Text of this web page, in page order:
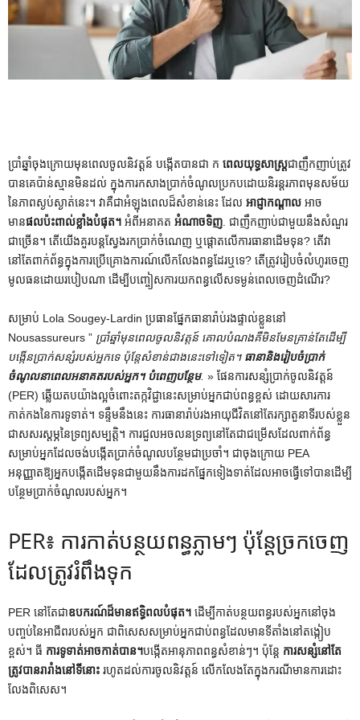
ប្រាំឆ្នាំចុងក្រោយមុនពេលចូលនិវត្តន៍ បង្កើតបានជា ក ពេលយុទ្ធសាស្ត្រជាញឹកញាប់ត្រូវ
បានគេប៉ាន់ស្មានមិនដល់ ក្នុងការកសាងប្រាក់ចំណូលប្រកបដោយនិរន្តរភាពមុនសម័យ
នៃភាពស្ងប់ស្ងាត់នេះ។ វាគឺជាអំឡុងពេលដ៏សំខាន់នេះ ដែល អាជ្ញាកណ្តាល អាច
មានផលប៉ះពាល់ខ្លាំងបំផុត។ អំពីអនាគត អំណាចទិញ . ជាញឹកញាប់ជាមួយនឹងសំណួរ
ជាច្រើន។ តើយើងគួរបន្តស្វែងរកប្រាក់ចំណេញ ឬផ្តោតលើការធានាដើមទុន? តើវា
នៅតែពាក់ព័ន្ធក្នុងការប្រើគ្រោងការណ៍លើកលែងពន្ធដែរឬទេ? តើ​ត្រូវ​រៀបចំ​លំហូរ​ចេញ​
មូលធន​ដោយ​របៀប​ណា ដើម្បី​បញ្ចៀស​ការ​យក​ពន្ធ​លើស​ទម្ងន់​ពេល​ចេញ​ដំណើរ?
សម្រាប់ Lola Sougey-Lardin ប្រធានផ្នែកធានារ៉ាប់រងផ្ទាល់ខ្លួននៅ
Nousassureurs ” ប្រាំឆ្នាំមុនពេលចូលនិវត្តន៍ គោលបំណងគឺមិនមែនគ្រាន់តែដើម្បី
បង្កើនប្រាក់សន្សំរបស់អ្នកទេ ប៉ុន្តែសំខាន់ជាងនេះទៅទៀត។ ធានានិងរៀបចំប្រាក់
ចំណូលនាពេលអនាគតរបស់អ្នក។ បំពេញបន្ថែម. » ផែនការសន្សំប្រាក់ចូលនិវត្តន៍
(PER) ឆ្លើយតបយ៉ាងល្អចំពោះតក្កវិជ្ជានេះសម្រាប់អ្នកជាប់ពន្ធខ្ពស់ ដោយសារការ
កាត់កងនៃការទូទាត់។ ទន្ទឹមនឹងនេះ ការធានារ៉ាប់រងអាយុជីវិតនៅតែរក្សាតួនាទីរបស់ខ្លួន
ជាសសរស្តម្ភនៃទ្រព្យសម្បត្តិ។ ការជួលអចលនទ្រព្យនៅតែជាជម្រើសដែលពាក់ព័ន្ធ
សម្រាប់អ្នកដែលចង់បង្កើតប្រាក់ចំណូលបន្ថែមជាប្រចាំ។ ជាចុងក្រោយ PEA
អនុញ្ញាតឱ្យអ្នកបង្កើតដើមទុនជាមួយនឹងការដកផ្នែកទៀងទាត់ដែលអាចធ្វើទៅបានដើម្បី
បន្ថែមប្រាក់ចំណូលរបស់អ្នក។
PER៖ ការកាត់បន្ថយពន្ធភ្លាមៗ ប៉ុន្តែច្រកចេញ
ដែលត្រូវរំពឹងទុក
PER នៅតែជាឧបករណ៍ដ៏មានឥទ្ធិពលបំផុត។ ដើម្បីកាត់បន្ថយពន្ធរបស់អ្នកនៅចុង
បញ្ចប់នៃអាជីពរបស់អ្នក ជាពិសេសសម្រាប់អ្នកជាប់ពន្ធដែលមានទីតាំងនៅតង្កៀប
ខ្ពស់។ ធី ការទូទាត់អាចកាត់បាន។បង្កើតអានុភាពពន្ធសំខាន់ៗ។ ប៉ុន្តែ ការសន្សំនៅតែ
ត្រូវបានរារាំងនៅទីនោះ រហូតដល់ការចូលនិវត្តន៍ លើកលែងតែក្នុងករណីមានការដោះ
លែងពិសេស។